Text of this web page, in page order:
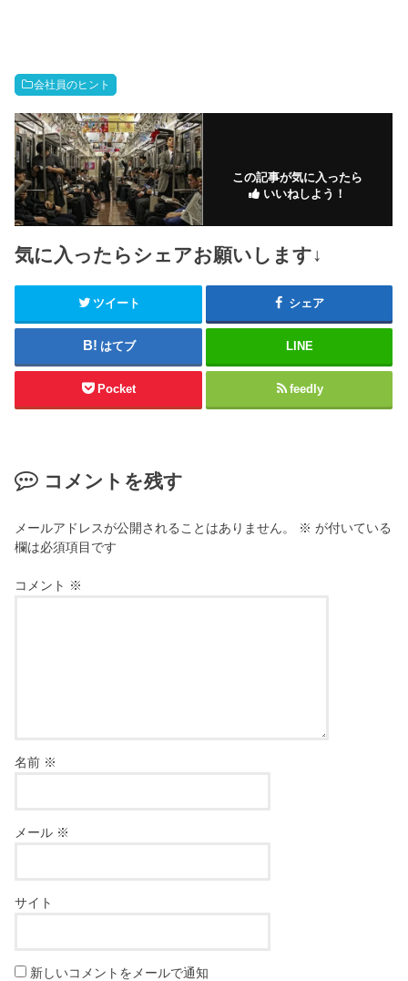
会社員のヒント
この記事が気に入ったら
いいねしよう！
気に入ったらシェアお願いします↓
ツイート シェア
はてブ LINE
Pocket feedly
コメントを残す
メールアドレスが公開されることはありません。 ※ が付いている
欄は必須項目です
コメント ※
名前 ※
メール ※
サイト
新しいコメントをメールで通知